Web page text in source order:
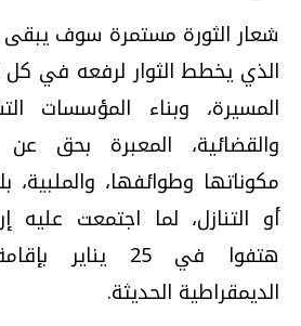
شعار الثورة مستمرة سوف
الذي يخطط الثوار لرفعه في كل
المسيرة، وبناء المؤسسات
والقضائية، المعبرة بحق عن
مكوناتها وطوائفها،
أو التنازل، لما اجتمعت عليه
هتفوا في 25
الديمقراطية الحديثة.